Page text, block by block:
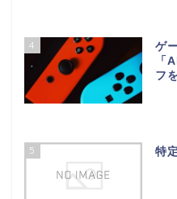
4
ゲ
「
フ
5 特